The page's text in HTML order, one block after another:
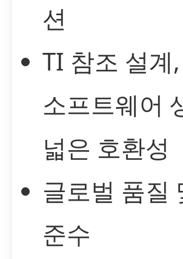
션
TI 참조 설계
소프트웨어
넓은 호환성
글로벌 품질
준수